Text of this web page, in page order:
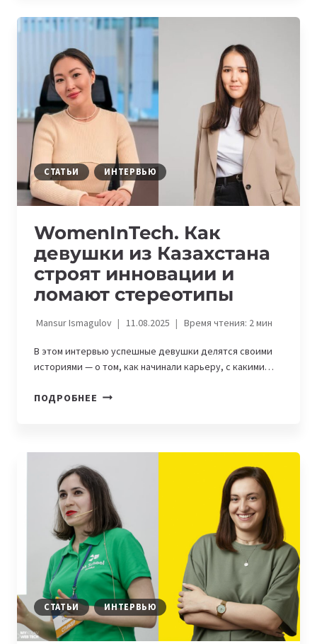
ГДЕ
СТРАШНО»,
ИСТОРИИ
ДВУХ
ДЕВУШЕК,
КОТОРЫЕ
СТРОЯТ
КАРЬЕРУ
IT
СТАТЬИ ИНТЕРВЬЮ
WomenInTech. Как
девушки из Казахстана
строят инновации и
ломают стереотипы
Mansur Ismagulov 11.08.2025 Время чтения: 2мин
В этом интервью успешные девушки делятся своими
историями — о том, как начинали карьеру, с какими…
ПОДРОБНЕЕ WOMENINTECH.
СТРОЯТ
ИННОВАЦИИ
И
ЛОМАЮТ
СТЕРЕОТИПЫ
СТАТЬИ ИНТЕРВЬЮ